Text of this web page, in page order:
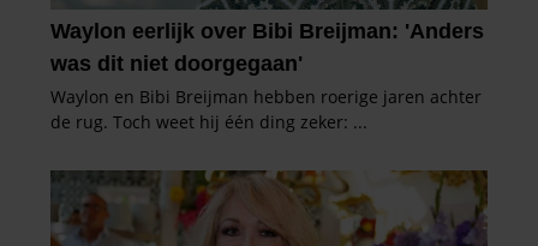
partners kunnen deze gegevens combineren met andere
informatie die u aan ze heeft verstrekt of die ze hebben
verzameld op basis van uw gebruik van hun services. U
gaat akkoord met onze cookies als u onze website blijft
gebruiken.